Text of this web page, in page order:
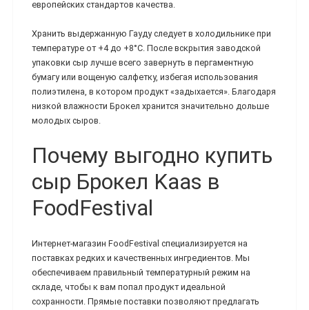
европейских стандартов качества.
Хранить выдержанную Гауду следует в холодильнике при
температуре от +4 до +8°C. После вскрытия заводской
упаковки сыр лучше всего завернуть в пергаментную
бумагу или вощеную салфетку, избегая использования
полиэтилена, в котором продукт «задыхается». Благодаря
низкой влажности Брокел хранится значительно дольше
молодых сыров.
Почему выгодно купить
сыр Брокел Kaas в
FoodFestival
Интернет-магазин FoodFestival специализируется на
поставках редких и качественных ингредиентов. Мы
обеспечиваем правильный температурный режим на
складе, чтобы к вам попал продукт идеальной
сохранности. Прямые поставки позволяют предлагать